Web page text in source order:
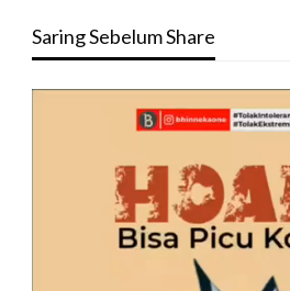
Saring Sebelum Share